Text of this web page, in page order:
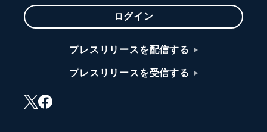
ログイン
プレスリリースを配信する
プレスリリースを受信する